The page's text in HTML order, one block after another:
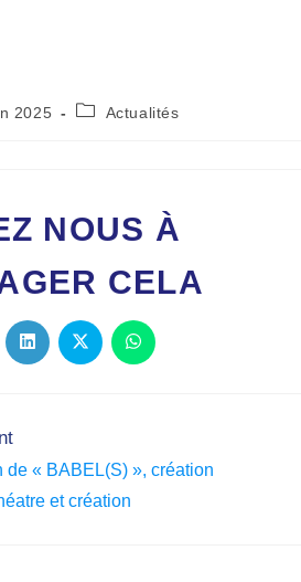
2025 Actualités
NOUS À
CELA
de « BABEL(S) », création
et création